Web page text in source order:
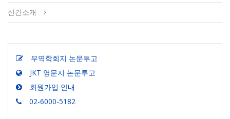
신간소개
무역학회지 논문투고
JKT 영문지 논문투고
회원가입 안내
02-6000-5182